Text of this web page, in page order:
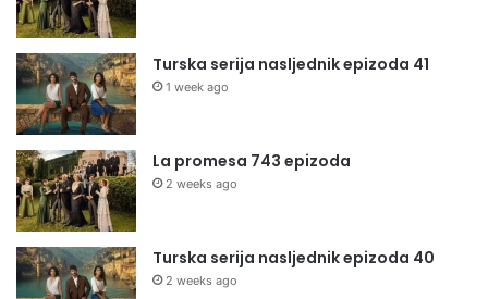
Turska serija nasljednik epizoda 41
1 week ago
La promesa 743 epizoda
2 weeks ago
Turska serija nasljednik epizoda 40
2 weeks ago